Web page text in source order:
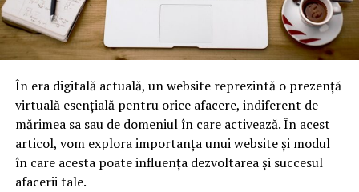
În era digitală actuală, un website reprezintă o prezență
virtuală esențială pentru orice afacere, indiferent de
mărimea sa sau de domeniul în care activează. În acest
articol, vom explora importanța unui website și modul
în care acesta poate influența dezvoltarea și succesul
afacerii tale.